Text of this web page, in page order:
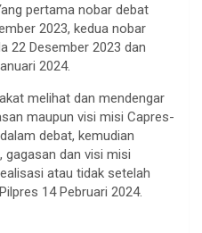
pertama nobar debat
2023, kedua nobar
22 Desember 2023 dan
2024.
melihat dan mendengar
maupun visi misi Capres-
debat, kemudian
gagasan dan visi misi
atau tidak setelah
14 Pebruari 2024.